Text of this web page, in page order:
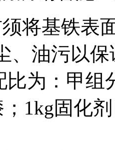
须将基铁表
、油污以
比为：甲
1kg固化